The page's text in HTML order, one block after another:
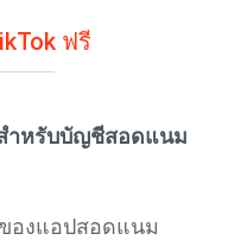
ฟรี
ำหรับบัญชีสอดแนม
องแอปสอดแนม